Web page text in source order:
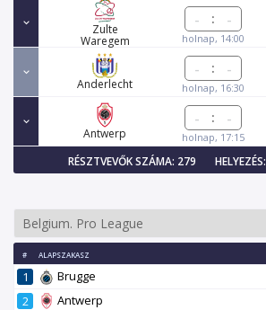
Zulte
Waregem
:
holnap, 14:00
Anderlecht
:
holnap, 16:30
Antwerp
:
holnap, 17:15
RÉSZTVEVŐK SZÁMA: 279
HELYEZÉS:
# ALAPSZAKASZ
1 Brugge
2
Antwerp